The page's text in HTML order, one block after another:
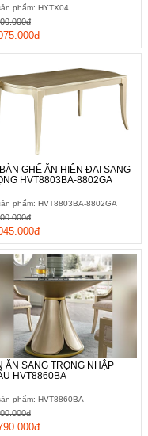
phẩm: HYTX04
GHẾ ĂN HIỆN ĐẠI SANG
HVT8803BA-8802GA
phẩm: HVT8803BA-8802GA
ĂN SANG TRỌNG NHẬP
HVT8860BA
phẩm: HVT8860BA